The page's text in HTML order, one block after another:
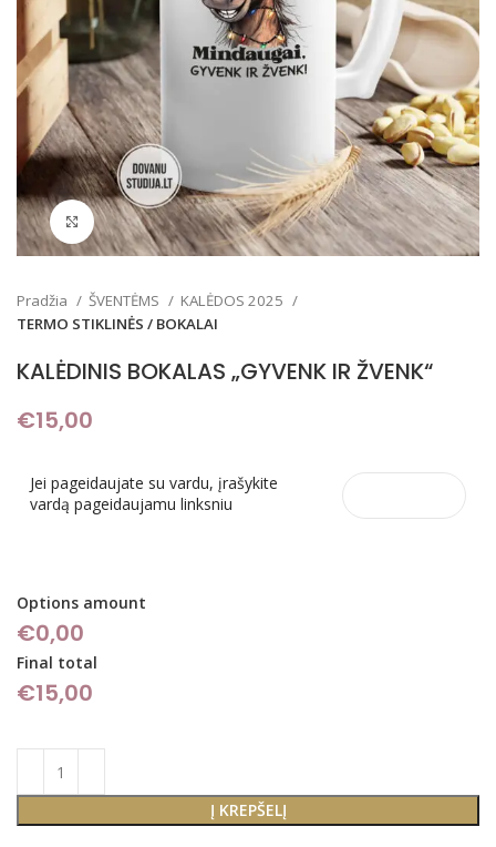
Padidinti
Pradžia ŠVENTĖMS
KALĖDOS 2025
TERMO STIKLINĖS / BOKALAI
KALĖDINIS BOKALAS „GYVENK IR ŽVENK“
€15,00
Jei pageidaujate su vardu, įrašykite
vardą pageidaujamu linksniu
Options amount
€0,00
Final total
€15,00
Į KREPŠELĮ